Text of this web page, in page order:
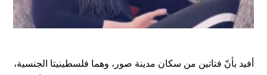
أفيد بأنّ فتاتين من سكان مدينة صور، وهما فلسطينيتا الجنسية،